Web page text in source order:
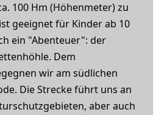
100 Hm (Höhenmeter) zu
geeignet für Kinder ab 10
ein "Abenteuer": der
Dem
wir am südlichen
Die Strecke führt uns an
aber auch